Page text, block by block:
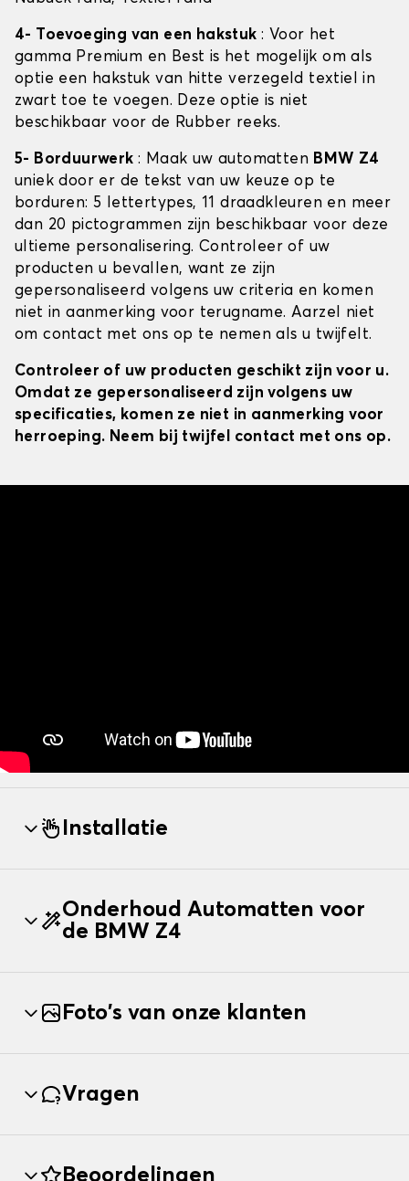
4- Toevoeging van een hakstuk : Voor het
gamma Premium en Best is het mogelijk om als
optie een hakstuk van hitte verzegeld textiel in
zwart toe te voegen. Deze optie is niet
beschikbaar voor de Rubber reeks.
5- Borduurwerk : Maak uw automatten BMW Z4
uniek door er de tekst van uw keuze op te
borduren: 5 lettertypes, 11 draadkleuren en meer
dan 20 pictogrammen zijn beschikbaar voor deze
ultieme personalisering. Controleer of uw
producten u bevallen, want ze zijn
gepersonaliseerd volgens uw criteria en komen
niet in aanmerking voor terugname. Aarzel niet
om contact met ons op te nemen als u twijfelt.
Controleer of uw producten geschikt zijn voor u.
Omdat ze gepersonaliseerd zijn volgens uw
specificaties, komen ze niet in aanmerking voor
herroeping. Neem bij twijfel contact met ons op.
Installatie
Onderhoud Automatten voor
de BMW Z4
Foto's van onze klanten
Vragen
Beoordelingen